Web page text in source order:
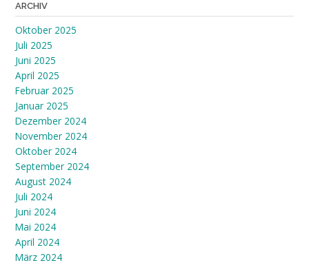
ARCHIV
Oktober 2025
Juli 2025
Juni 2025
April 2025
Februar 2025
Januar 2025
Dezember 2024
November 2024
Oktober 2024
September 2024
August 2024
Juli 2024
Juni 2024
Mai 2024
April 2024
März 2024